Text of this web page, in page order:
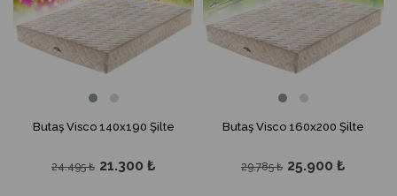
Butaş Visco 140x190 Şilte
21.300 ₺
24.495 ₺
Butaş Visco 160x200 Şilte
25.900 ₺
29.785 ₺